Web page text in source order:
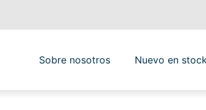
Sobre nosotros Nuevo en stock